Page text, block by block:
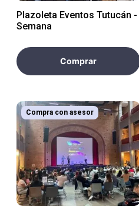
Plazoleta Eventos Tutucán -
Semana
Comprar
Compra con asesor